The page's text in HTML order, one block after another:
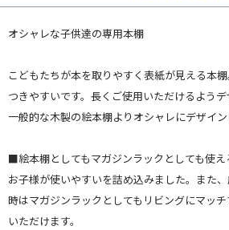
オシャレな子供達の専用本棚
こどもたちが本を取りやすく表紙が見える本
つきやすいです。長くご使用いただけるようデ
一般的な木製の絵本棚よりオシャレにデザイン
■絵本棚としてもマガジンラックとしても使え
お子様が使いやすいを詰め込みました。また
時はマガジンラックとしてもリビングにマッ
いただけます。